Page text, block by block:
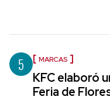
5 MARCAS
KFC elaboró
Feria de